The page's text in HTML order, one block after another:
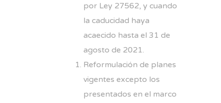
por Ley 27562, y cuando
la caducidad haya
acaecido hasta el 31 de
agosto de 2021.
Reformulación de planes
vigentes excepto los
presentados en el marco